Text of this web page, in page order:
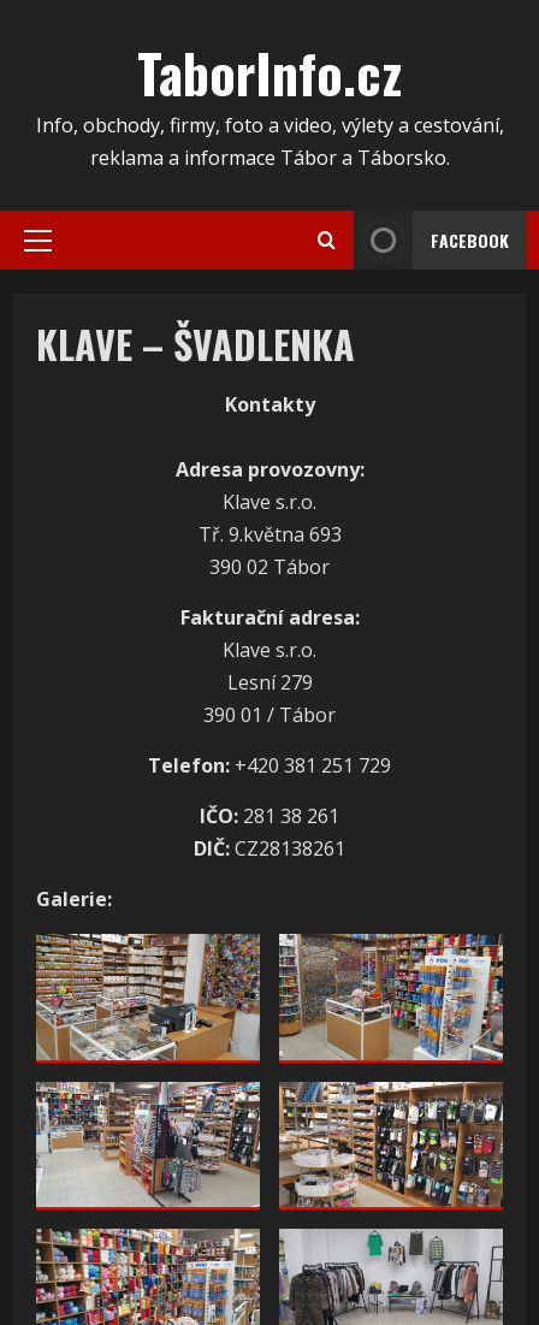
TaborInfo.cz
Info, obchody, firmy, foto a video, výlety a cestování,
reklama a informace Tábor a Táborsko.
Primary
FACEBOOK
KLAVE – ŠVADLENKA
Kontakty
Adresa provozovny:
Klave s.r.o.
Tř. 9.května 693
390 02 Tábor
Fakturační adresa:
Klave s.r.o.
Lesní 279
390 01 / Tábor
Telefon: +420 381 251 729
IČO: 281 38 261
DIČ:CZ28138261
Galerie: